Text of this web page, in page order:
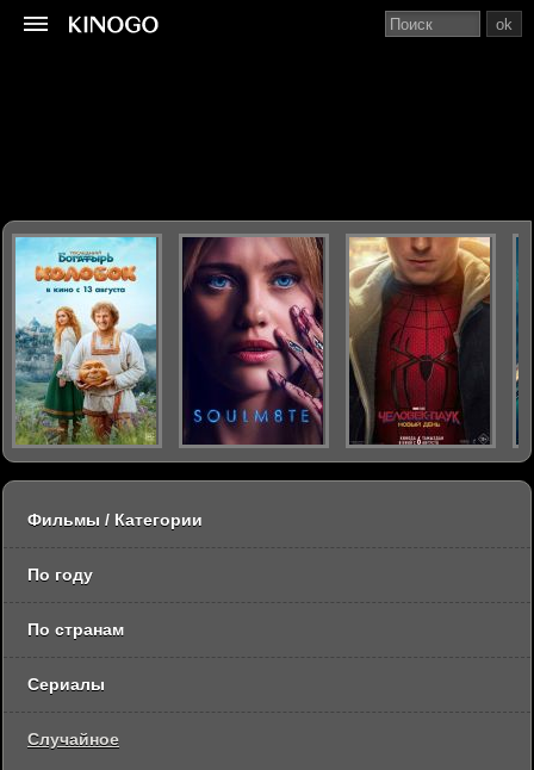
ok
Фильмы / Категории
По году
По странам
Сериалы
Случайное